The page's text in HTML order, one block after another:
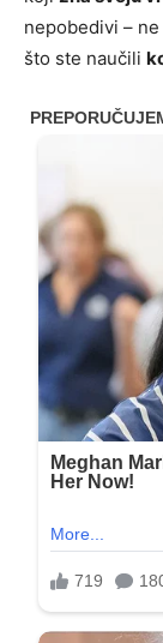
nepobedivi –
što ste naučili